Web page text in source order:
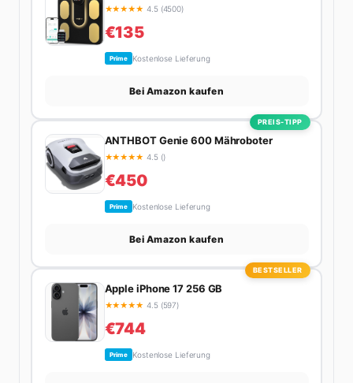
★★★★★ 4.5 (4500)
€135
Prime Kostenlose Lieferung
Bei Amazon kaufen
PREIS-TIPP
ANTHBOT Genie 600 Mähroboter
★★★★★ 4.5 ()
€450
Prime Kostenlose Lieferung
Bei Amazon kaufen
BESTSELLER
Apple iPhone 17 256 GB
★★★★★ 4.5 (597)
€744
Prime Kostenlose Lieferung